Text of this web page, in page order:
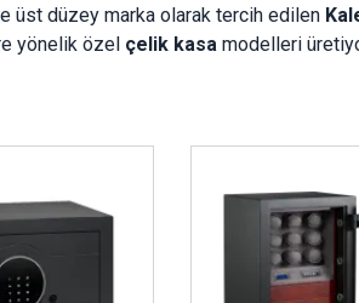
üst düzey marka olarak tercih edilen
yönelik özel çelik kasa modelleri